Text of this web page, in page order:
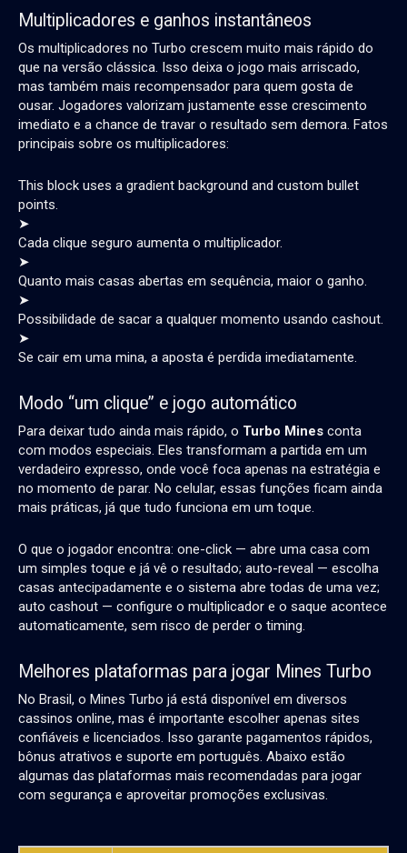
Multiplicadores e ganhos instantâneos
Os multiplicadores no Turbo crescem muito mais rápido do
que na versão clássica. Isso deixa o jogo mais arriscado,
mas também mais recompensador para quem gosta de
ousar. Jogadores valorizam justamente esse crescimento
imediato e a chance de travar o resultado sem demora. Fatos
principais sobre os multiplicadores:
This block uses a gradient background and custom bullet
points.
➤
Cada clique seguro aumenta o multiplicador.
➤
Quanto mais casas abertas em sequência, maior o ganho.
➤
Possibilidade de sacar a qualquer momento usando cashout.
➤
Se cair em uma mina, a aposta é perdida imediatamente.
Modo “um clique” e jogo automático
Para deixar tudo ainda mais rápido, o Turbo Mines conta
com modos especiais. Eles transformam a partida em um
verdadeiro expresso, onde você foca apenas na estratégia e
no momento de parar. No celular, essas funções ficam ainda
mais práticas, já que tudo funciona em um toque.
O que o jogador encontra: one-click — abre uma casa com
um simples toque e já vê o resultado; auto-reveal — escolha
casas antecipadamente e o sistema abre todas de uma vez;
auto cashout — configure o multiplicador e o saque acontece
automaticamente, sem risco de perder o timing.
Melhores plataformas para jogar Mines Turbo
No Brasil, o Mines Turbo já está disponível em diversos
cassinos online, mas é importante escolher apenas sites
confiáveis e licenciados. Isso garante pagamentos rápidos,
bônus atrativos e suporte em português. Abaixo estão
algumas das plataformas mais recomendadas para jogar
com segurança e aproveitar promoções exclusivas.